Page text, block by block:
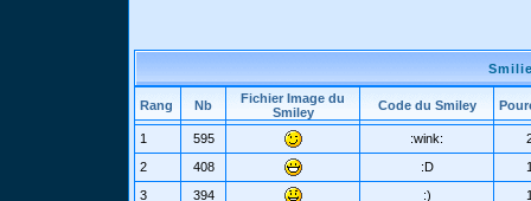
Rang Nb
Fichier Image du
Smiley
Code du Smiley
1 595 :wink:
2
408 :D
3
394 :)